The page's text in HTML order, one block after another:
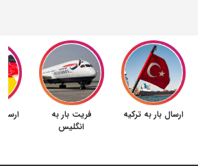
فریت بار به
انگلیس
ارسال بار به ترکیه